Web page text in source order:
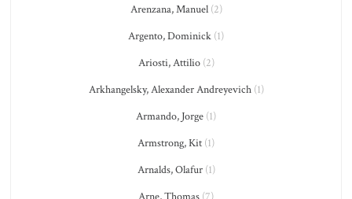
Arenzana, Manuel(2)
Argento, Dominick (1)
Ariosti, Attilio(2)
Arkhangelsky, Alexander Andreyevich(1)
Armando, Jorge (1)
Armstrong, Kit (1)
Arnalds, Olafur(1)